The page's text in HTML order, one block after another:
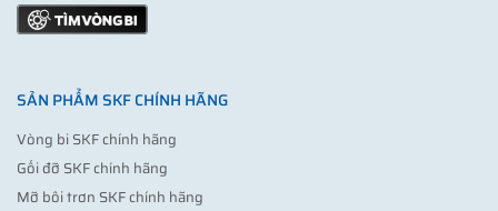
SẢN PHẨM SKF CHÍNH HÃNG
Vòng bi SKF chính hãng
Gối đỡ SKF chính hãng
Mỡ bôi trơn SKF chính hãng